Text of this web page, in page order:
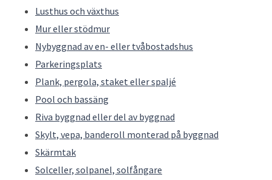
Lusthus och växthus
Mur eller stödmur
Nybyggnad av en- eller tvåbostadshus
Parkeringsplats
Plank, pergola, staket eller spaljé
Pool och bassäng
Riva byggnad eller del av byggnad
Skylt, vepa, banderoll monterad på byggnad
Skärmtak
Solceller, solpanel, solfångare